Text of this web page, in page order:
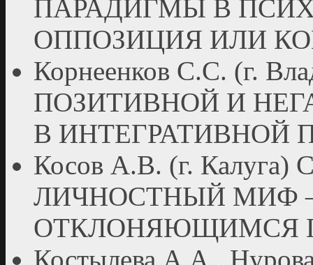
ПАРАДИГМЫ В
ОППОЗИЦИЯ ИЛИ
Корнеенков С.С. (г.
ПОЗИТИВНОЙ И
В ИНТЕГРАТИВНОЙ
Косов А.В. (г.
ЛИЧНОСТНЫЙ МИФ
ОТКЛОНЯЮЩИМСЯ